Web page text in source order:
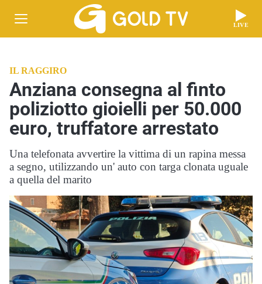
LIVE
IL RAGGIRO
Anziana consegna al finto
poliziotto gioielli per 50.000
euro, truffatore arrestato
Una telefonata avvertire la vittima di un rapina messa
a segno, utilizzando un' auto con targa clonata uguale
a quella del marito